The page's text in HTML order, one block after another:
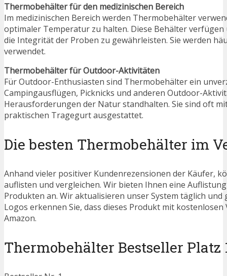
Thermobehälter für den medizinischen Bereich
Im medizinischen Bereich werden Thermobehälter
optimaler Temperatur zu halten. Diese Behälter
die Integrität der Proben zu gewährleisten. Sie werden
verwendet.
Thermobehälter für Outdoor-Aktivitäten
Für Outdoor-Enthusiasten sind Thermobehälter ein
Campingausflügen, Picknicks und anderen Outdoor-
Herausforderungen der Natur standhalten. Sie sind oft
praktischen Tragegurt ausgestattet.
Die besten Thermobehälter im
Anhand vieler positiver Kundenrezensionen der Käufer,
auflisten und vergleichen. Wir bieten Ihnen eine
Produkten an. Wir aktualisieren unser System täglich
Logos erkennen Sie, dass dieses Produkt mit
Amazon.
Thermobehälter Bestseller Platz